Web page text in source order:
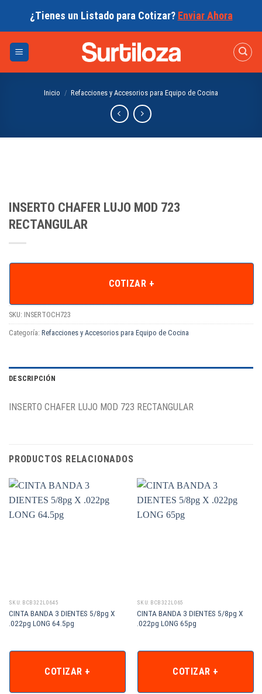
¿Tienes un Listado para Cotizar? Enviar Ahora
Inicio / Refacciones y Accesorios para Equipo de Cocina
INSERTO CHAFER LUJO MOD 723
RECTANGULAR
COTIZAR +
SKU: INSERTOCH723
Categoría: Refacciones y Accesorios para Equipo de Cocina
DESCRIPCIÓN
INSERTO CHAFER LUJO MOD 723 RECTANGULAR
PRODUCTOS RELACIONADOS
SKU: BCB322L0645
CINTA BANDA 3 DIENTES 5/8pg X
.022pg LONG 64.5pg
COTIZAR +
SKU: BCB322L065
CINTA BANDA 3 DIENTES 5/8pg X
.022pg LONG 65pg
COTIZAR +